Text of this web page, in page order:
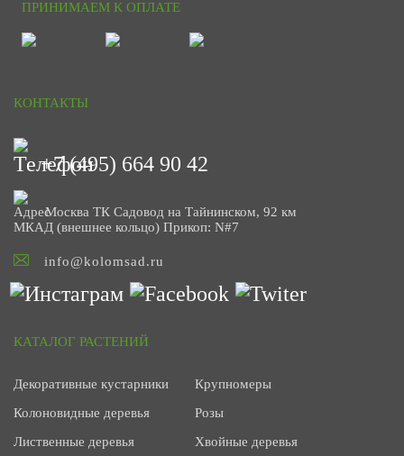
ПРИНИМАЕМ К ОПЛАТЕ
КОНТАКТЫ
+7 (495) 664 90 42
Москва ТК Садовод на Тайнинском, 92 км
МКАД (внешнее кольцо) Прикоп: N#7
info@kolomsad.ru
КАТАЛОГ РАСТЕНИЙ
Декоративные кустарники
Колоновидные деревья
Лиственные деревья
Крупномеры
Розы
Хвойные деревья